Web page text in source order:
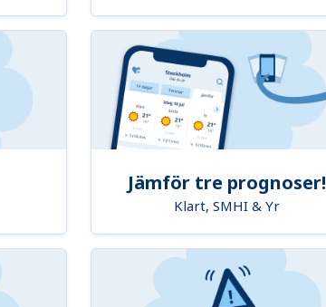
Jämför tre prognoser!
Klart, SMHI & Yr